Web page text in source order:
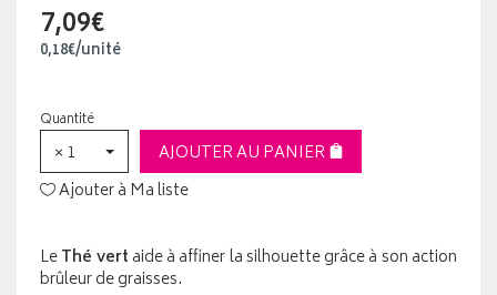
7,09€
0,18€/unité
Quantité
× 1
AJOUTER AU PANIER
Ajouter à Ma liste
LeThé vert aide à affiner la silhouette grâce à son action
brûleur de graisses.